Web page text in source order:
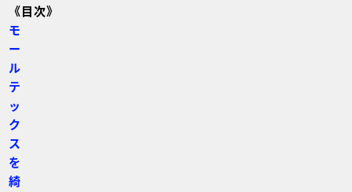
《目次》
モ
ー
ル
テ
ッ
ク
ス
を
綺